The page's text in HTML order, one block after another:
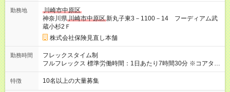
ンセンティブをご用意。実際に、1回のインセンティブで200万
円を手にした先輩もいます！ 【試用期間】試用期間あり 試用期
間の長さ：3ヶ月 雇用形態、給与は本採用時と同じです。
勤務地
川崎市中原区
神奈川県川崎市中原区新丸子東3－1100－14 フーディアム武
蔵小杉2Ｆ
株式会社保険見直し本舗
勤務時間
フレックスタイム制
フルフレックス 標準労働時間：1日あたり7時間30分 ※コアタイ
ム無 ※店舗営業時間に応じて早番・遅番対応あり ★柔軟な働き
方を実現 毎月希望を提出しシフトを決める為、 仕事とプライベ
特徴 10名以上の大量募集